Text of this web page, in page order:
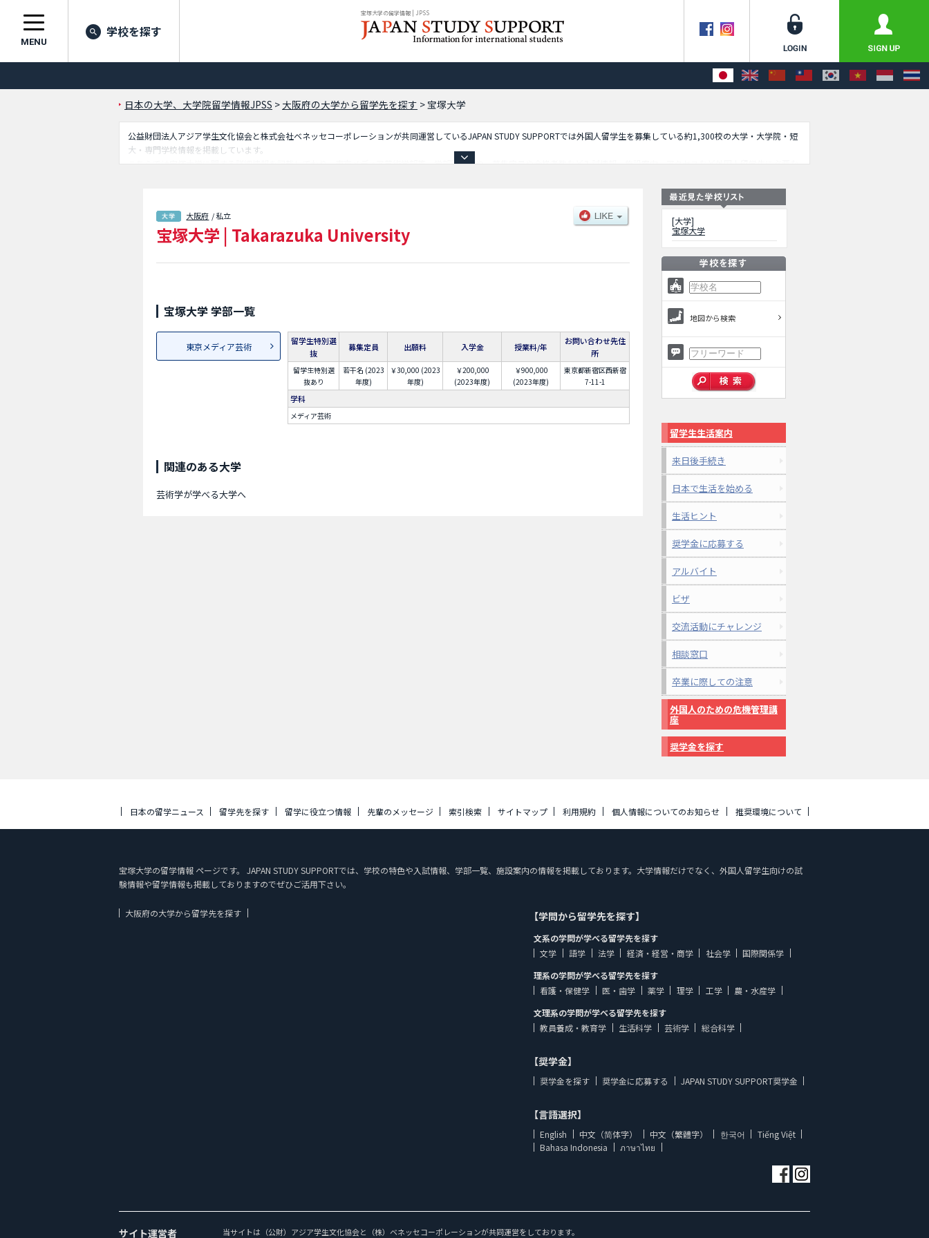
宝塚大学の留学情報 | JPSS
MENU
学校を探す
日本の大学、大学院留学情報JPSS > 大阪府の大学から留学先を探す >宝塚大学
公益財団法人アジア学生文化協会と株式会社ベネッセコーポレーションが共同運営しているJAPAN STUDY SUPPORTでは外国人留学生を募集している約1,300校の大学・大学院・短
大・専門学校情報を掲載しています。
こちらでは宝塚大学に関する詳細情報を記載しており、東京メディア芸術学部等、学部別情報や、募集定員や合格者数など入試情報、施設案内、アクセスなど外国人留学生に必要な
大阪府 / 私立
宝塚大学 | Takarazuka University
宝塚大学 学部一覧
東京メディア芸術
留学生特別選
抜
募集定員 出願料 入学金 授業料/年
お問い合わせ先住
所
留学生特別選
抜あり
若干名 (2023
年度)
￥30,000 (2023
年度)
￥200,000
(2023年度)
￥900,000
(2023年度)
東京都新宿区西新宿
7-11-1
学科
メディア芸術
関連のある大学
芸術学が学べる大学へ
[大学]
宝塚大学
地図から検索
留学生生活案内
来日後手続き
日本で生活を始める
生活ヒント
奨学金に応募する
アルバイト
ビザ
交流活動にチャレンジ
相談窓口
卒業に際しての注意
外国人のための危機管理講
座
奨学金を探す
日本の留学ニュース 留学先を探す 留学に役立つ情報 先輩のメッセージ 索引検索 サイトマップ 利用規約 個人情報についてのお知らせ 推奨環境について
宝塚大学の留学情報 ページです。 JAPAN STUDY SUPPORTでは、学校の特色や入試情報、学部一覧、施設案内の情報を掲載しております。大学情報だけでなく、外国人留学生向けの試
験情報や留学情報も掲載しておりますのでぜひご活用下さい。
大阪府の大学から留学先を探す 【学問から留学先を探す】
文系の学問が学べる留学先を探す
文学
語学 法学 経済・経営・商学 社会学
国際関係学
理系の学問が学べる留学先を探す
看護・保健学
医・歯学 薬学 理学 工学
農・水産学
文理系の学問が学べる留学先を探す
教員養成・教育学
生活科学 芸術学 総合科学
【奨学金】
奨学金を探す 奨学金に応募する JAPAN STUDY SUPPORT奨学金
【言語選択】
English 中文（简体字） 中文（繁體字） 한국어
Tiếng Việt
Bahasa Indonesia
ภาษาไทย
サイト運営者 当サイトは（公財）アジア学生文化協会と（株）ベネッセコーポレーションが共同運営をしております。